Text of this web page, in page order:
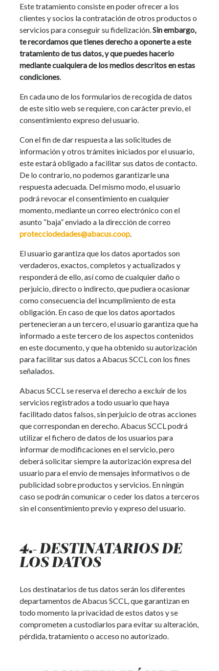
Este tratamiento consiste en poder ofrecer a los
clientes y socios la contratación de otros productos o
servicios para conseguir su fidelización.Sin embargo,
te recordamos que tienes derecho a oponerte a este
tratamiento de tus datos, y que puedes hacerlo
mediante cualquiera de los medios descritos en estas
condiciones.
En cada uno de los formularios de recogida de datos
de este sitio web se requiere, con carácter previo, el
consentimiento expreso del usuario.
Con el fin de dar respuesta a las solicitudes de
información y otros trámites iniciados por el usuario,
este estará obligado a facilitar sus datos de contacto.
De lo contrario, no podemos garantizarle una
respuesta adecuada. Del mismo modo, el usuario
podrá revocar el consentimiento en cualquier
momento, mediante un correo electrónico con el
asunto “baja” enviado a la dirección de correo
protecciodedades@abacus.coop.
El usuario garantiza que los datos aportados son
verdaderos, exactos, completos y actualizados y
responderá de ello, así como de cualquier daño o
perjuicio, directo o indirecto, que pudiera ocasionar
como consecuencia del incumplimiento de esta
obligación. En caso de que los datos aportados
pertenecieran a un tercero, el usuario garantiza que ha
informado a este tercero de los aspectos contenidos
en este documento, y que ha obtenido su autorización
para facilitar sus datos a Abacus SCCL con los fines
señalados.
Abacus SCCL se reserva el derecho a excluir de los
servicios registrados a todo usuario que haya
facilitado datos falsos, sin perjuicio de otras acciones
que correspondan en derecho. Abacus SCCL podrá
utilizar el fichero de datos de los usuarios para
informar de modificaciones en el servicio, pero
deberá solicitar siempre la autorización expresa del
usuario para el envío de mensajes informativos o de
publicidad sobre productos y servicios. En ningún
caso se podrán comunicar o ceder los datos a terceros
sin el consentimiento previo y expreso del usuario.
4.- DESTINATARIOS DE
LOS DATOS
Los destinatarios de tus datos serán los diferentes
departamentos de Abacus SCCL, que garantizan en
todo momento la privacidad de estos datos y se
comprometen a custodiarlos para evitar su alteración,
pérdida, tratamiento o acceso no autorizado.